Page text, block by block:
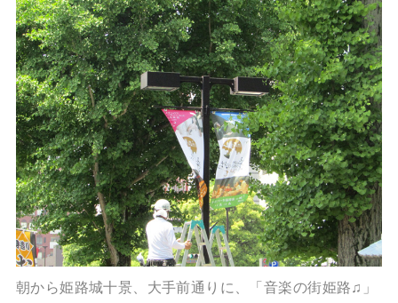
朝から姫路城十景、大手前通りに、「音楽の街姫路♫」